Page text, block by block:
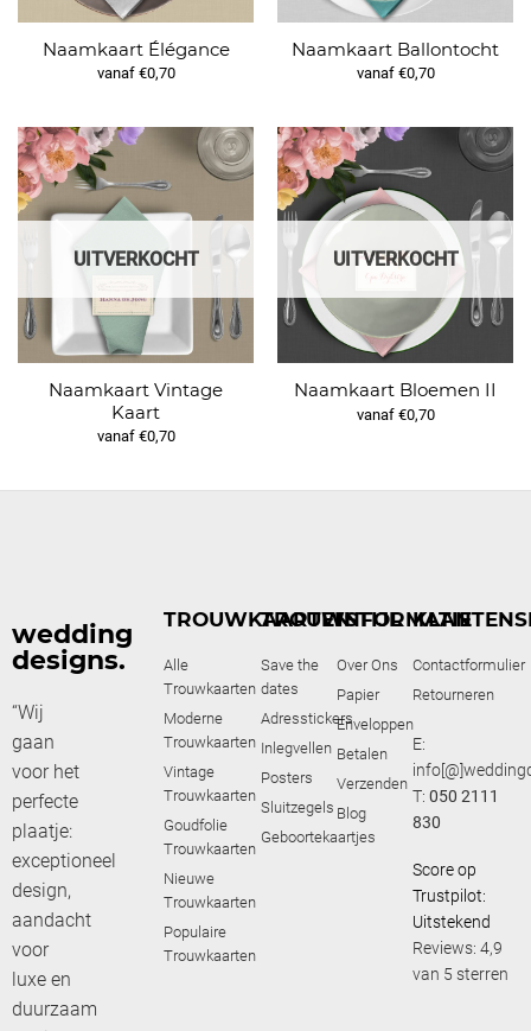
Naamkaart Élégance
vanaf €0,70
Naamkaart Ballontocht
vanaf €0,70
UITVERKOCHT
Naamkaart Vintage
Kaart
vanaf €0,70
UITVERKOCHT
Naamkaart Bloemen II
vanaf €0,70
wedding
designs.
“Wij
gaan
voor het
perfecte
plaatje:
exceptioneel
design,
aandacht
voor
luxe en
duurzaam
TROUWKAARTEN
Alle
Trouwkaarten
Moderne
Trouwkaarten
Vintage
Trouwkaarten
Goudfolie
Trouwkaarten
Nieuwe
Trouwkaarten
Populaire
Trouwkaarten
TROUWSTIJL
Save the
dates
Adresstickers
Inlegvellen
Posters
Sluitzegels
Geboortekaartjes
INFORMATIE
Over Ons
Papier
Enveloppen
Betalen
Verzenden
Blog
Contactformulier
Retourneren
E:
T:050 2111
830
Score op
Trustpilot:
Uitstekend
Reviews: 4,9
van 5 sterren